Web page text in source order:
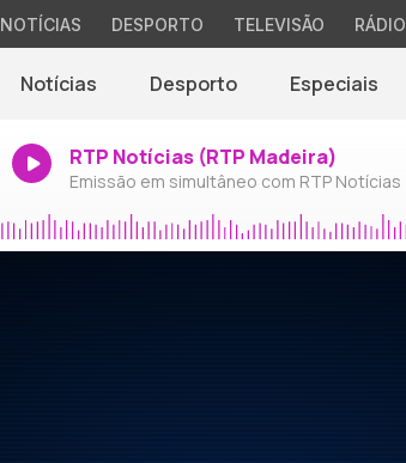
NOTÍCIAS DESPORTO TELEVISÃO RÁDIO
Notícias Desporto Especiais
RTP Notícias (RTP Madeira)
Emissão em simultâneo com RTP Notícias